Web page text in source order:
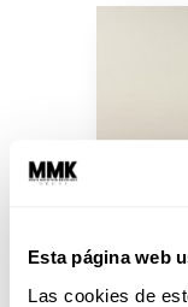
Esta página web
Las cookies de